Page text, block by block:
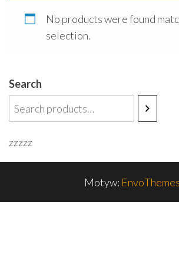
No products were found
selection.
Search
zzzzz
Motyw: EnvoThemes